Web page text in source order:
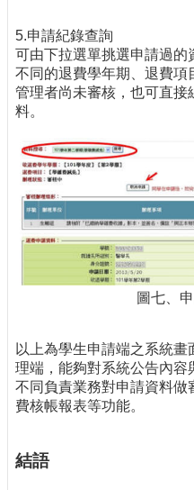
5.申請紀錄查詢
可由下拉選單挑選申請過的
不同的退費學年期、退費
管理者尚未審核，也可直接
料。
圖七、
以上為學生申請端之系統
理端，能夠對系統公告內容
不同負責業務對申請資料做
費核帳報表等功能。
結語